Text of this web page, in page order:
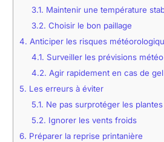
3.1. Maintenir une température
3.2. Choisir le bon paillage
4. Anticiper les risques
4.1. Surveiller les prévisions météo
4.2. Agir rapidement en cas de
5. Les erreurs à éviter
5.1. Ne pas surprotéger les plantes
5.2. Ignorer les vents froids
6. Préparer la reprise printanière